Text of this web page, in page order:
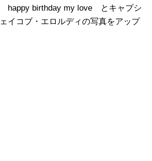
happy birthday my love とキャプシ
イコブ・エロルディの写真をアップ